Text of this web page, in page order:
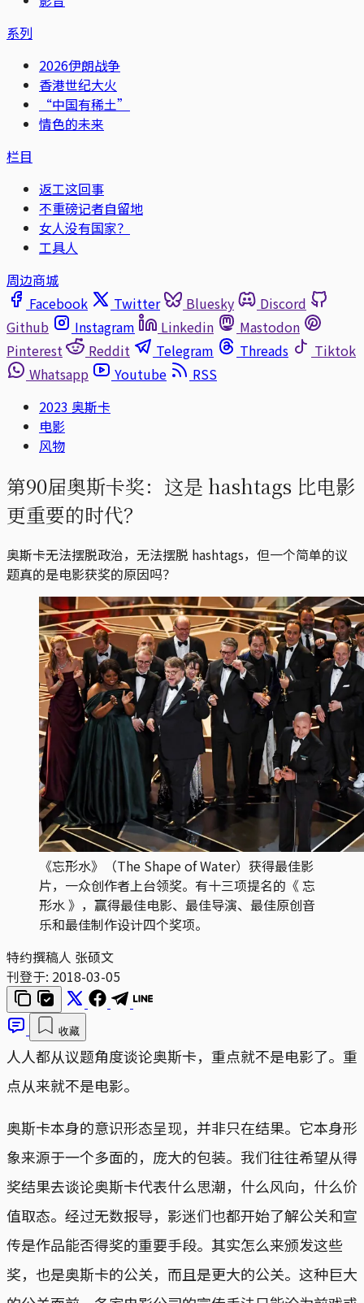
系列
2026伊朗战争
香港世纪大火
“中国有稀土”
情色的未来
栏目
返工这回事
不重磅记者自留地
女人没有国家？
工具人
周边商城
Facebook
Twitter Bluesky
Discord
Github
Instagram Linkedin
Mastodon
Pinterest
Reddit Telegram Threads
Tiktok
Whatsapp
Youtube
RSS
2023 奥斯卡
电影
风物
第90届奥斯卡奖：这是 hashtags 比电影
更重要的时代？
奥斯卡无法摆脱政治，无法摆脱 hashtags，但一个简单的议
题真的是电影获奖的原因吗？
《忘形水》（The Shape of Water）获得最佳影
片，一众创作者上台领奖。有十三项提名的《 忘
形水 》，赢得最佳电影、最佳导演、最佳原创音
乐和最佳制作设计四个奖项。
特约撰稿人 张硕文
刊登于: 2018-03-05
收藏
人人都从议题角度谈论奥斯卡，重点就不是电影了。重
点从来就不是电影。
奥斯卡本身的意识形态呈现，并非只在结果。它本身形
象来源于一个多面的，庞大的包装。我们往往希望从得
奖结果去谈论奥斯卡代表什么思潮，什么风向，什么价
值取态。经过无数报导，影迷们也都开始了解公关和宣
传是作品能否得奖的重要手段。其实怎么来颁发这些
奖，也是奥斯卡的公关，而且是更大的公关。这种巨大